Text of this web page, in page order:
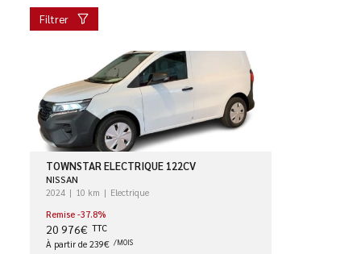
Filtrer
TOWNSTAR ELECTRIQUE 122CV
NISSAN
2024 10 km
Electrique
Remise -37.8%
20 976€ TTC
À partir de 239€ /MOIS